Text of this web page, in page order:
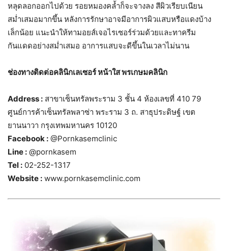
หลุดลอกออกไปด้วย รอยหมองคล้ำก็จะจางลง สีผิวเรียบเนียน
สม่ำเสมอมากขึ้น หลังการรักษาอาจมีอาการผิวแสบหรือแดงบ้าง
เล็กน้อย แนะนำให้ทามอยส์เจอไรเซอร์ร่วมด้วยและทาครีม
กันแดดอย่างสม่ำเสมอ อาการแสบจะดีขึ้นในเวลาไม่นาน
ช่องทางติดต่อคลินิกเลเซอร์ หน้าใส พรเกษมคลินิก
Address : สาขาเซ็นทรัลพระราม 3 ชั้น 4 ห้องเลขที่ 410 79
ศูนย์การค้าเซ็นทรัลพลาซ่า พระราม 3 ถ. สาธุประดิษฐ์ เขต
ยานนาวา กรุงเทพมหานคร 10120
Facebook : @Pornkasemclinic
Line : @pornkasem
Tel : 02-252-1317
Website : www.pornkasemclinic.com